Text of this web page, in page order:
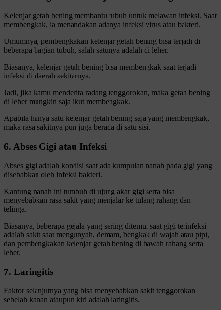
Kelenjar getah bening membantu tubuh untuk melawan infeksi. Saat
membengkak, ia menandakan adanya infeksi virus atau bakteri.
Umumnya, pembengkakan kelenjar getah bening bisa terjadi di
beberapa bagian tubuh, salah satunya adalah di leher.
Biasanya, kelenjar getah bening bisa membengkak saat terjadi
infeksi di daerah sekitarnya.
Jadi, jika kamu menderita radang tenggorokan, maka getah bening
di leher mungkin saja ikut membengkak.
Apabila hanya satu kelenjar getah bening saja yang membengkak,
maka rasa sakitnya pun juga berada di satu sisi.
6. Abses Gigi atau Infeksi
Abses gigi adalah kondisi saat ada kumpulan nanah pada gigi yang
disebabkan oleh infeksi bakteri.
Kantung nanah ini tumbuh di ujung akar gigi serta bisa
menyebabkan rasa sakit yang menjalar ke tulang rahang dan
telinga.
Biasanya, beberapa gejala yang sering ditemui saat gigi terinfeksi
adalah sakit saat mengunyah, demam, bengkak di wajah atau pipi,
dan pembengkakan kelenjar getah bening di bawah rahang serta
leher.
7. Laringitis
Faktor selanjutnya yang bisa menyebabkan sakit tenggorokan
sebelah kanan ataupun kiri adalah laringitis.